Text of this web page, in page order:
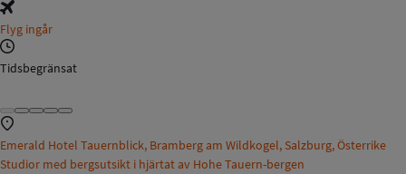
Flyg ingår
Tidsbegränsat
Emerald Hotel Tauernblick, Bramberg am Wildkogel, Salzburg, Österrike
Studior med bergsutsikt i hjärtat av Hohe Tauern-bergen